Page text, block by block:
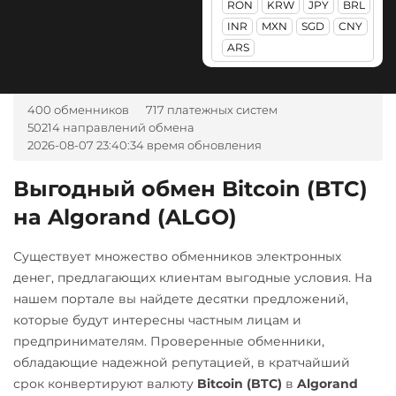
Qtum
Ravencoin (RVN)
Ripple (XRP)
Shib
ERC20
Solana (SOL)
StableUSD (USDS)
Starknet (STRK)
Stellar (XLM)
Sui
УкрСиббанк UAH
Litecoin (LTC)
Maker (MKR)
NEAR Protocol
NEO
ONDO
Optimism (OP)
PancakeSwap (CAKE)
Pax Dollar (USDP)
ERC20
Pepe
Авангард RUB
Ак Барс Банк RUB
RUB
UAH
Беларусбанк BYN
ВТБ Банк RUB
ЕРИП Расчет BYN
Карта Unionpay CNY
Карта UZCARD UZS
Карта МИР RUB
RON
KRW JPY
BRL
INR
MXN SGD
CNY
ARS
400 обменников
717 платежных систем
50214 направлений обмена
2026-08-07 23:40:34 время обновления
Выгодный обмен Bitcoin (BTC)
на Algorand (ALGO)
Существует множество обменников электронных
денег, предлагающих клиентам выгодные условия. На
нашем портале вы найдете десятки предложений,
которые будут интересны частным лицам и
предпринимателям. Проверенные обменники,
обладающие надежной репутацией, в кратчайший
срок конвертируют валюту Bitcoin (BTC) в Algorand